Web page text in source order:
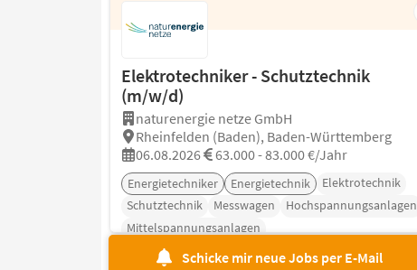
Elektrotechniker - Schutztechnik
(m/w/d)
naturenergie netze GmbH
Rheinfelden (Baden), Baden-Württemberg
06.08.2026
63.000 - 83.000 €/Jahr
Energietechniker Energietechnik
Elektrotechnik
Schutztechnik
Messwagen
Hochspannungsanlagen
Mittelspannungsanlagen
Schicke mir neue Jobs per E-Mail